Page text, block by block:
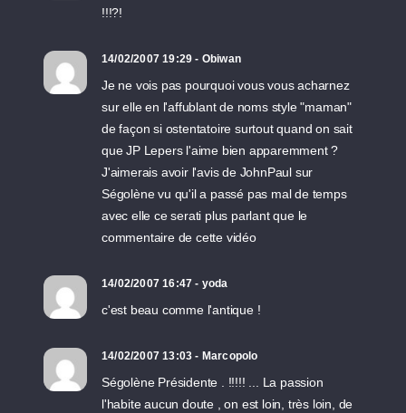
!!!?!
14/02/2007 19:29 - Obiwan
Je ne vois pas pourquoi vous vous acharnez
sur elle en l'affublant de noms style "maman"
de façon si ostentatoire surtout quand on sait
que JP Lepers l'aime bien apparemment ?
J'aimerais avoir l'avis de JohnPaul sur
Ségolène vu qu'il a passé pas mal de temps
avec elle ce serati plus parlant que le
commentaire de cette vidéo
14/02/2007 16:47 - yoda
c'est beau comme l'antique !
14/02/2007 13:03 - Marcopolo
Ségolène Présidente . !!!!! ... La passion
l'habite aucun doute , on est loin, très loin, de